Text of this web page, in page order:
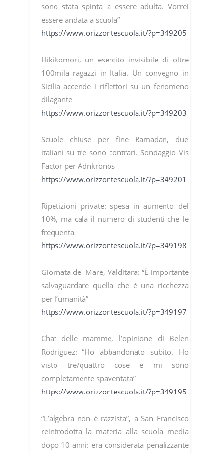
sono stata spinta a essere adulta. Vorrei
essere andata a scuola”
https://www.orizzontescuola.it/?p=349205
Hikikomori, un esercito invisibile di oltre
100mila ragazzi in Italia. Un convegno in
Sicilia accende i riflettori su un fenomeno
dilagante
https://www.orizzontescuola.it/?p=349203
Scuole chiuse per fine Ramadan, due
italiani su tre sono contrari. Sondaggio Vis
Factor per Adnkronos
https://www.orizzontescuola.it/?p=349201
Ripetizioni private: spesa in aumento del
10%, ma cala il numero di studenti che le
frequenta
https://www.orizzontescuola.it/?p=349198
Giornata del Mare, Valditara: “È importante
salvaguardare quella che è una ricchezza
per l’umanità”
https://www.orizzontescuola.it/?p=349197
Chat delle mamme, l’opinione di Belen
Rodriguez: “Ho abbandonato subito. Ho
visto tre/quattro cose e mi sono
completamente spaventata”
https://www.orizzontescuola.it/?p=349195
“L’algebra non è razzista”, a San Francisco
reintrodotta la materia alla scuola media
dopo 10 anni: era considerata penalizzante